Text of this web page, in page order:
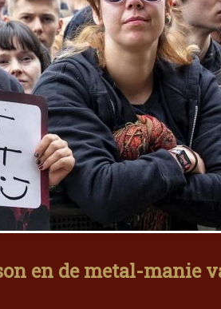
en de metal-manie
Iron Jinn doopt vers epos